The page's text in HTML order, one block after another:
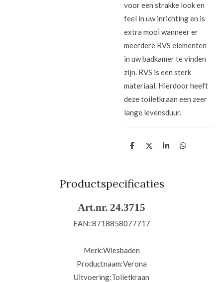
voor een strakke look en
feel in uw inrichting en is
extra mooi wanneer er
meerdere RVS elementen
in uw badkamer te vinden
zijn. RVS is een sterk
materiaal. Hierdoor heeft
deze toiletkraan een zeer
lange levensduur.
D
n
D
S
D
Productspecificaties
Art.nr. 24.3715
EAN::8718858077717
Merk:Wiesbaden
Productnaam:Verona
Uitvoering:Toiletkraan